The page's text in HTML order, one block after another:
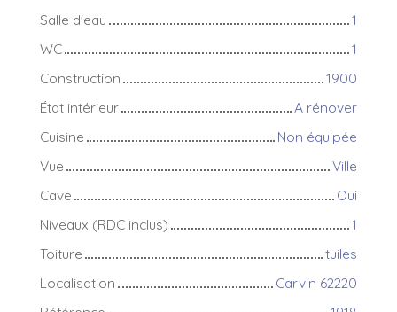
Salle d'eau
1
WC
1
Construction
1900
État intérieur
A rénover
Cuisine
Non équipée
Vue
Ville
Cave
Oui
Niveaux (RDC inclus)
1
Toiture
tuiles
Localisation
Carvin 62220